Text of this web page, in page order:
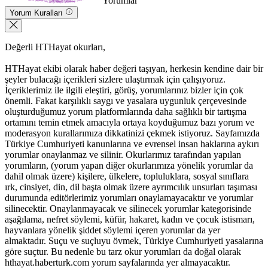
Yorum Kuralları
Değerli HTHayat okurları,
HTHayat ekibi olarak haber değeri taşıyan, herkesin kendine dair bir
şeyler bulacağı içerikleri sizlere ulaştırmak için çalışıyoruz.
İçeriklerimiz ile ilgili eleştiri, görüş, yorumlarınız bizler için çok
önemli. Fakat karşılıklı saygı ve yasalara uygunluk çerçevesinde
oluşturduğumuz yorum platformlarında daha sağlıklı bir tartışma
ortamını temin etmek amacıyla ortaya koyduğumuz bazı yorum ve
moderasyon kurallarımıza dikkatinizi çekmek istiyoruz. Sayfamızda
Türkiye Cumhuriyeti kanunlarına ve evrensel insan haklarına aykırı
yorumlar onaylanmaz ve silinir. Okurlarımız tarafından yapılan
yorumların, (yorum yapan diğer okurlarımıza yönelik yorumlar da
dahil olmak üzere) kişilere, ülkelere, topluluklara, sosyal sınıflara
ırk, cinsiyet, din, dil başta olmak üzere ayrımcılık unsurları taşıması
durumunda editörlerimiz yorumları onaylamayacaktır ve yorumlar
silinecektir. Onaylanmayacak ve silinecek yorumlar kategorisinde
aşağılama, nefret söylemi, küfür, hakaret, kadın ve çocuk istismarı,
hayvanlara yönelik şiddet söylemi içeren yorumlar da yer
almaktadır. Suçu ve suçluyu övmek, Türkiye Cumhuriyeti yasalarına
göre suçtur. Bu nedenle bu tarz okur yorumları da doğal olarak
hthayat.haberturk.com yorum sayfalarında yer almayacaktır.